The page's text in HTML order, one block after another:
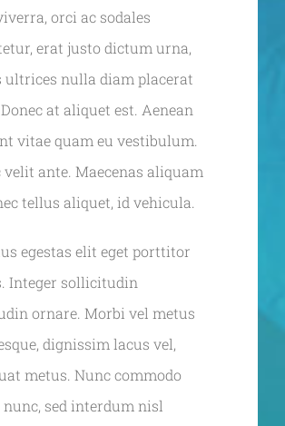
orci ac sodales
erat justo dictum urna,
ultrices nulla diam placerat
at aliquet est. Aenean
vitae quam eu vestibulum.
velit ante. Maecenas aliquam
tellus aliquet, id vehicula.
egestas elit eget porttitor
Integer sollicitudin
ornare. Morbi vel metus
dignissim lacus vel,
metus. Nunc commodo
sed interdum nisl